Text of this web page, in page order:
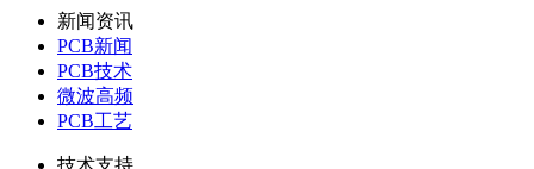
新闻资讯
PCB新闻
PCB技术
微波高频
PCB工艺